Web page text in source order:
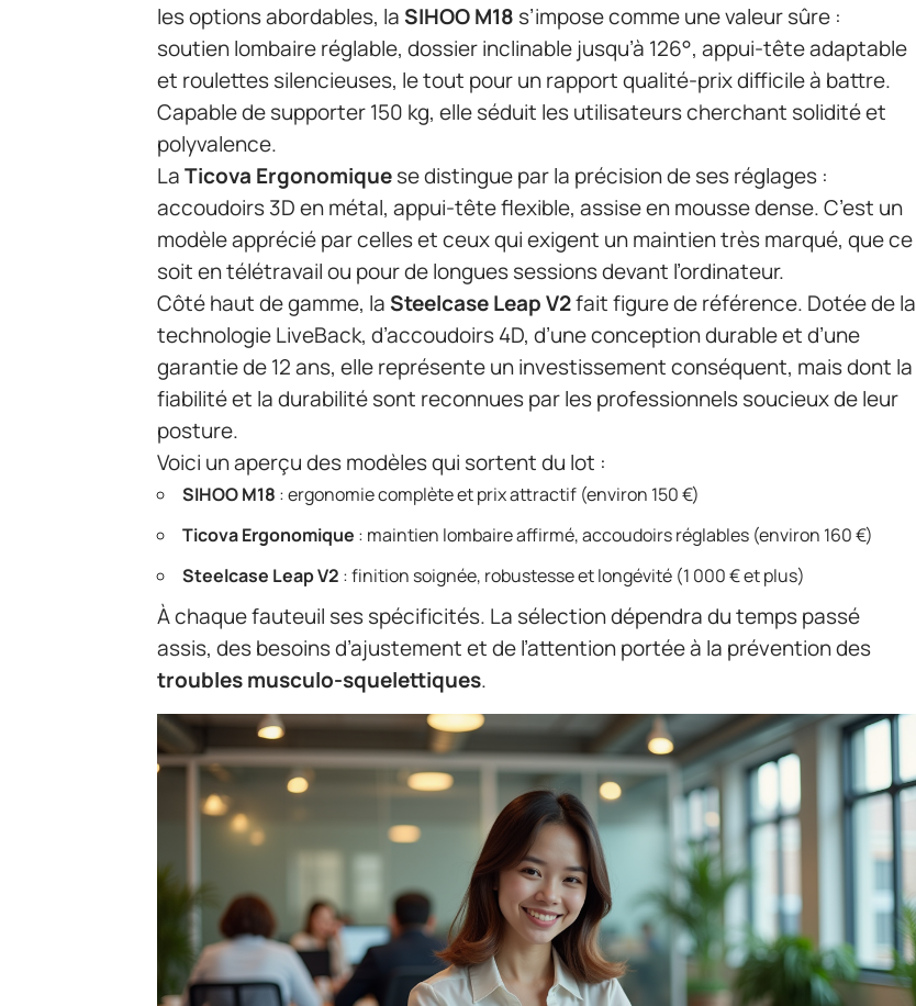
les options abordables, laSIHOO M18 s’impose comme une valeur sûre :
soutien lombaire réglable, dossier inclinable jusqu’à 126°, appui-tête adaptable
et roulettes silencieuses, le tout pour un rapport qualité-prix difficile à battre.
Capable de supporter 150 kg, elle séduit les utilisateurs cherchant solidité et
polyvalence.
LaTicova Ergonomiquese distingue par la précision de ses réglages :
accoudoirs 3D en métal, appui-tête flexible, assise en mousse dense. C’est un
modèle apprécié par celles et ceux qui exigent un maintien très marqué, que ce
soit en télétravail ou pour de longues sessions devant l’ordinateur.
Côté haut de gamme, laSteelcase Leap V2fait figure de référence. Dotée de la
technologie LiveBack, d’accoudoirs 4D, d’une conception durable et d’une
garantie de 12 ans, elle représente un investissement conséquent, mais dont la
fiabilité et la durabilité sont reconnues par les professionnels soucieux de leur
posture.
Voici un aperçu des modèles qui sortent du lot :
SIHOO M18 : ergonomie complète et prix attractif (environ 150 €)
Ticova Ergonomique : maintien lombaire affirmé, accoudoirs réglables (environ 160 €)
Steelcase Leap V2 : finition soignée, robustesse et longévité (1 000 € et plus)
À chaque fauteuil ses spécificités. La sélection dépendra du temps passé
assis, des besoins d’ajustement et de l’attention portée à la prévention des
troubles musculo-squelettiques.